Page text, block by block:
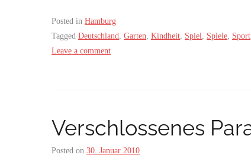
Posted in Hamburg
Tagged Deutschland Garten Kindheit Spiel Spiele Sport
Leave a comment
Verschlossenes
Posted on 30. Januar 2010